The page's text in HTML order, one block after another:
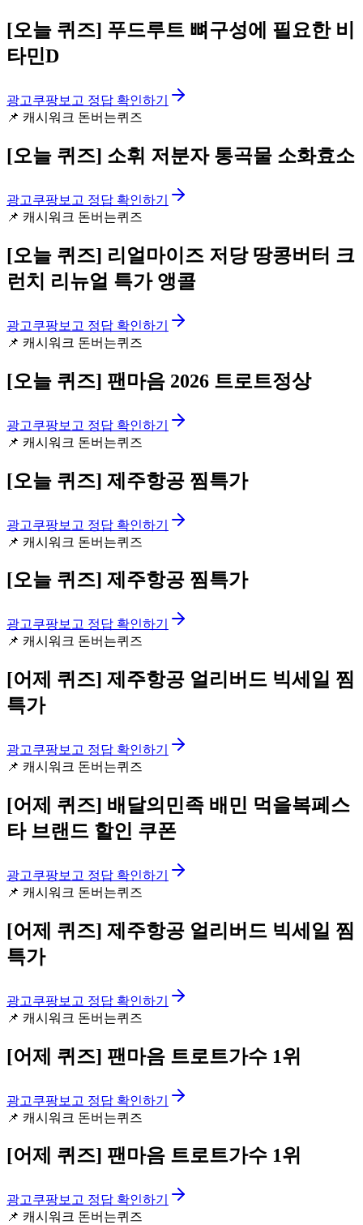
[오늘 퀴즈] 푸드루트 뼈구성에 필요한 비
타민D
광고쿠팡보고 정답 확인하기
📌 캐시워크 돈버는퀴즈
[오늘 퀴즈] 소휘 저분자 통곡물 소화효소
광고쿠팡보고 정답 확인하기
📌 캐시워크 돈버는퀴즈
[오늘 퀴즈] 리얼마이즈 저당 땅콩버터 크
런치 리뉴얼 특가 앵콜
광고쿠팡보고 정답 확인하기
📌 캐시워크 돈버는퀴즈
[오늘 퀴즈] 팬마음 2026 트로트정상
광고쿠팡보고 정답 확인하기
📌 캐시워크 돈버는퀴즈
[오늘 퀴즈] 제주항공 찜특가
광고쿠팡보고 정답 확인하기
📌 캐시워크 돈버는퀴즈
[오늘 퀴즈] 제주항공 찜특가
광고쿠팡보고 정답 확인하기
📌 캐시워크 돈버는퀴즈
[어제 퀴즈] 제주항공 얼리버드 빅세일 찜
특가
광고쿠팡보고 정답 확인하기
📌 캐시워크 돈버는퀴즈
[어제 퀴즈] 배달의민족 배민 먹을복페스
타 브랜드 할인 쿠폰
광고쿠팡보고 정답 확인하기
📌 캐시워크 돈버는퀴즈
[어제 퀴즈] 제주항공 얼리버드 빅세일 찜
특가
광고쿠팡보고 정답 확인하기
📌 캐시워크 돈버는퀴즈
[어제 퀴즈] 팬마음 트로트가수 1위
광고쿠팡보고 정답 확인하기
📌 캐시워크 돈버는퀴즈
[어제 퀴즈] 팬마음 트로트가수 1위
광고쿠팡보고 정답 확인하기
📌 캐시워크 돈버는퀴즈